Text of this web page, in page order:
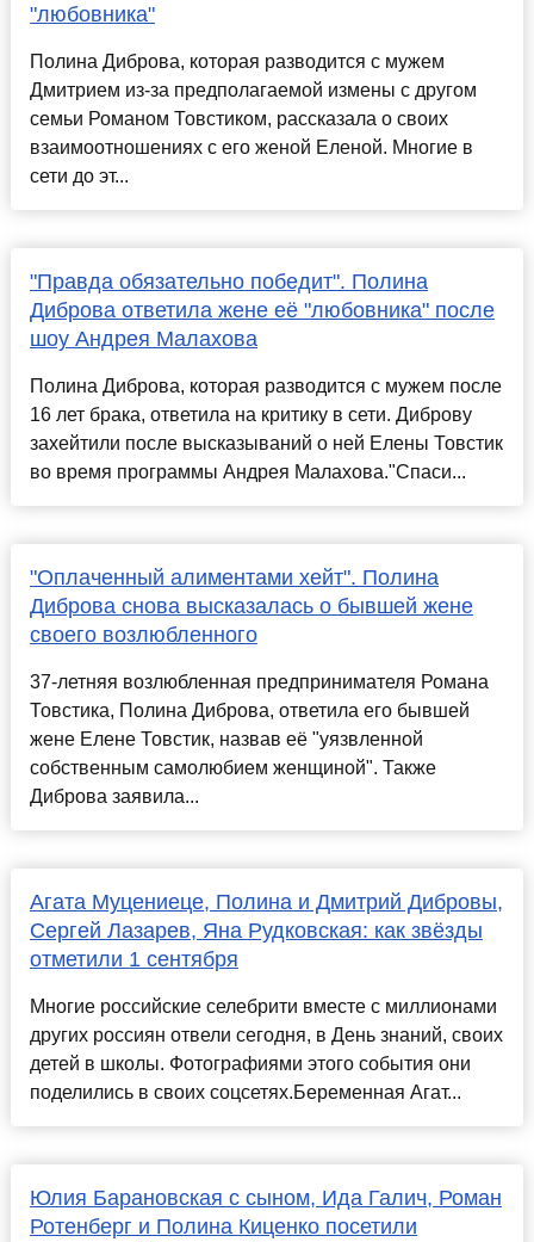
"любовника"
Полина Диброва, которая разводится с мужем
Дмитрием из-за предполагаемой измены с другом
семьи Романом Товстиком, рассказала о своих
взаимоотношениях с его женой Еленой. Многие в
сети до эт...
"Правда обязательно победит". Полина
Диброва ответила жене её "любовника" после
шоу Андрея Малахова
Полина Диброва, которая разводится с мужем после
16 лет брака, ответила на критику в сети. Диброву
захейтили после высказываний о ней Елены Товстик
во время программы Андрея Малахова."Спаси...
"Оплаченный алиментами хейт". Полина
Диброва снова высказалась о бывшей жене
своего возлюбленного
37-летняя возлюбленная предпринимателя Романа
Товстика, Полина Диброва, ответила его бывшей
жене Елене Товстик, назвав её "уязвленной
собственным самолюбием женщиной". Также
Диброва заявила...
Агата Муцениеце, Полина и Дмитрий Дибровы,
Сергей Лазарев, Яна Рудковская: как звёзды
отметили 1 сентября
Многие российские селебрити вместе с миллионами
других россиян отвели сегодня, в День знаний, своих
детей в школы. Фотографиями этого события они
поделились в своих соцсетях.Беременная Агат...
Юлия Барановская с сыном, Ида Галич, Роман
Ротенберг и Полина Киценко посетили